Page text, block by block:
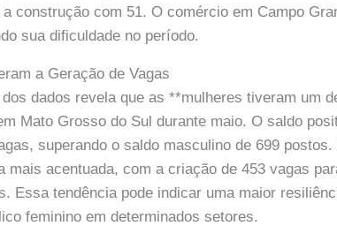
construção com 51. O comércio em Campo
sua dificuldade no período.
a Geração de Vagas
dados revela que as **mulheres tiveram um
Mato Grosso do Sul durante maio. O saldo
superando o saldo masculino de 699
mais acentuada, com a criação de 453 vagas
Essa tendência pode indicar uma maior
feminino em determinados setores.